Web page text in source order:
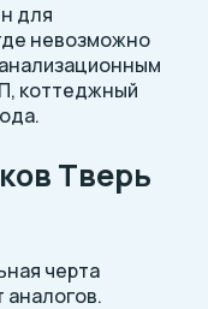
для
невозможно
коттеджный
Тверь
черта
аналогов.